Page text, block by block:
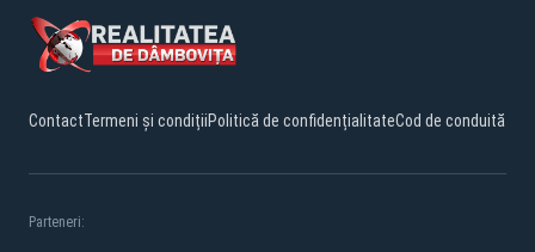
ContactTermeni și condițiiPolitică de confidențialitateCod de conduită
Parteneri: